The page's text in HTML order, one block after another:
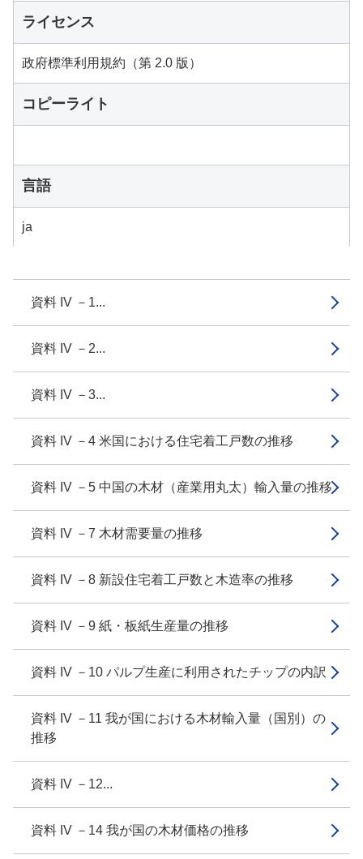
資料 IV －1...
資料 IV －2...
資料 IV －3...
資料 IV －4 米国における住宅着工戸数の推移
資料 IV －5 中国の木材（産業用丸太）輸入量の推移
資料 IV －7 木材需要量の推移
資料 IV －8 新設住宅着工戸数と木造率の推移
資料 IV －9 紙・板紙生産量の推移
資料 IV －10 パルプ生産に利用されたチップの内訳
資料 IV －11 我が国における木材輸入量（国別）の
推移
資料 IV －12...
資料 IV －14 我が国の木材価格の推移
ライセンス
政府標準利用規約（第 2.0 版）
コピーライト
言語
ja